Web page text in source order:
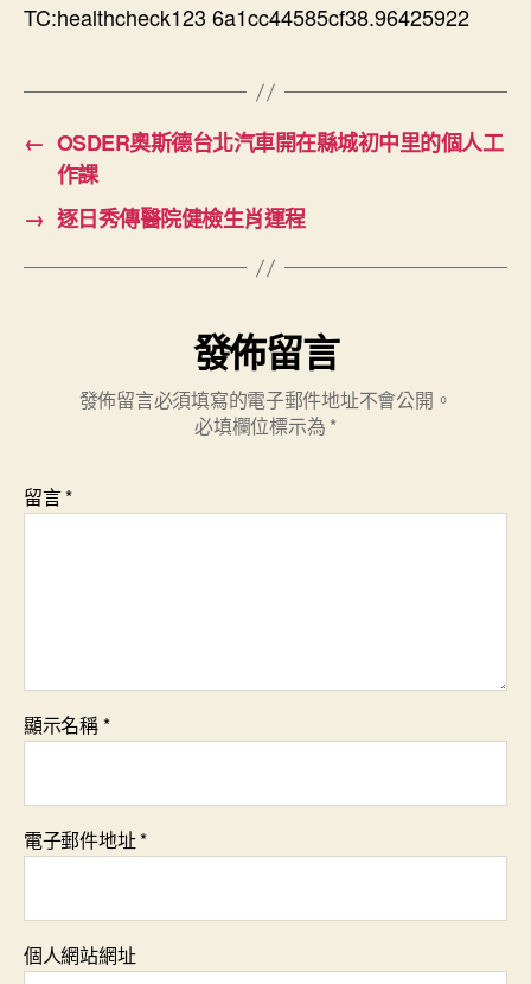
金
TC:healthcheck123 6a1cc44585cf38.96425922
← OSDER奧斯德台北汽車開在縣城初中里的個人工
作課
→ 逐日秀傳醫院健檢生肖運程
發佈留言
發佈留言必須填寫的電子郵件地址不會公開。
必填欄位標示為 *
留言*
顯示名稱*
電子郵件地址*
個人網站網址